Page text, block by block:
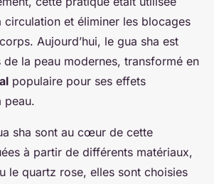
5 min de lecture
circulation et éliminer les blocages
Aujourd’hui, le gua sha est
de la peau modernes, transformé en
populaire pour ses effets
peau.
sha sont au cœur de cette
à partir de différents matériaux,
le quartz rose, elles sont choisies